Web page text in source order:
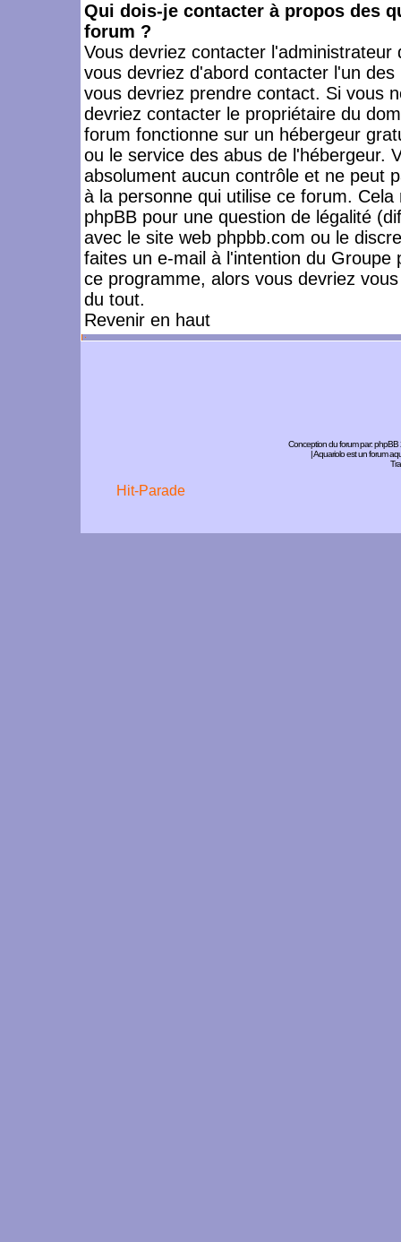
Qui dois-je contacter à propos des
forum ?
Vous devriez contacter
vous devriez d'abord contacter l'un
vous devriez prendre contact. Si vous
devriez contacter le propriétaire du
forum fonctionne sur un hébergeur
ou le service des abus de l'hébergeur.
absolument aucun contrôle et ne peut
à la personne qui utilise ce forum.
phpBB pour une question de légalité
avec le site web phpbb.com ou le
faites un e-mail à l'intention du
ce programme, alors vous devriez
du tout.
Revenir en haut
Conception du forum par:phpBB
| Aquariolo est un forum